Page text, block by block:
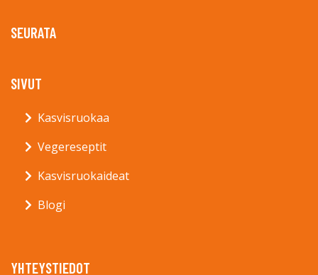
SEURATA
SIVUT
Kasvisruokaa
Vegereseptit
Kasvisruokaideat
Blogi
YHTEYSTIEDOT